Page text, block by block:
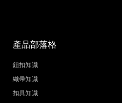
產品部落格
鈕扣知識
織帶知識
扣具知識